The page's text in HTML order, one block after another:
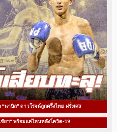
นาบิล” ดาวโรจน์ลูกครึ่งไทย-ฝรั่งเศส
ยฯ” พร้อมแค่ไหนหลังโควิด-19